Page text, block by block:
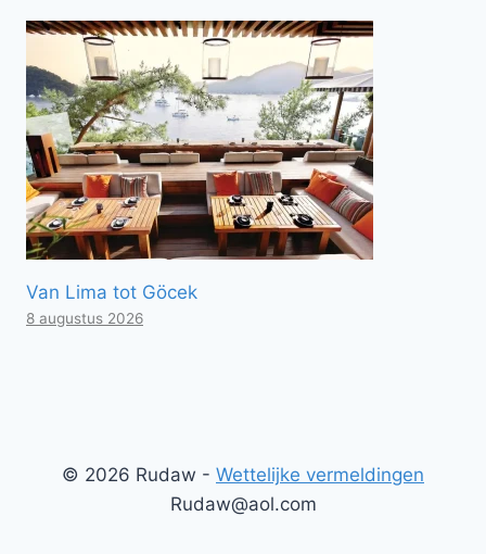
Van Lima tot Göcek
8 augustus 2026
© 2026 Rudaw - Wettelijke vermeldingen
Rudaw@aol.com